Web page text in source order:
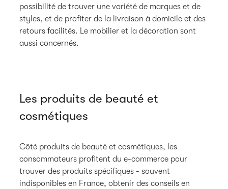
possibilité de trouver une variété de marques et de
styles, et de profiter de la livraison à domicile et des
retours facilités. Le mobilier et la décoration sont
aussi concernés.
Les produits de beauté et
cosmétiques
Côté produits de beauté et cosmétiques, les
consommateurs profitent du e-commerce pour
trouver des produits spécifiques - souvent
indisponibles en France, obtenir des conseils en